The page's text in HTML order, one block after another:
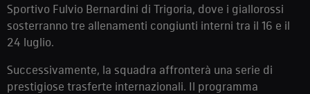
Sportivo Fulvio Bernardini di Trigoria, dove i giallorossi
sosterranno tre allenamenti congiunti interni tra il 16 e il
24 luglio.
Successivamente, la squadra affronterà una serie di
prestigiose trasferte internazionali. Il programma